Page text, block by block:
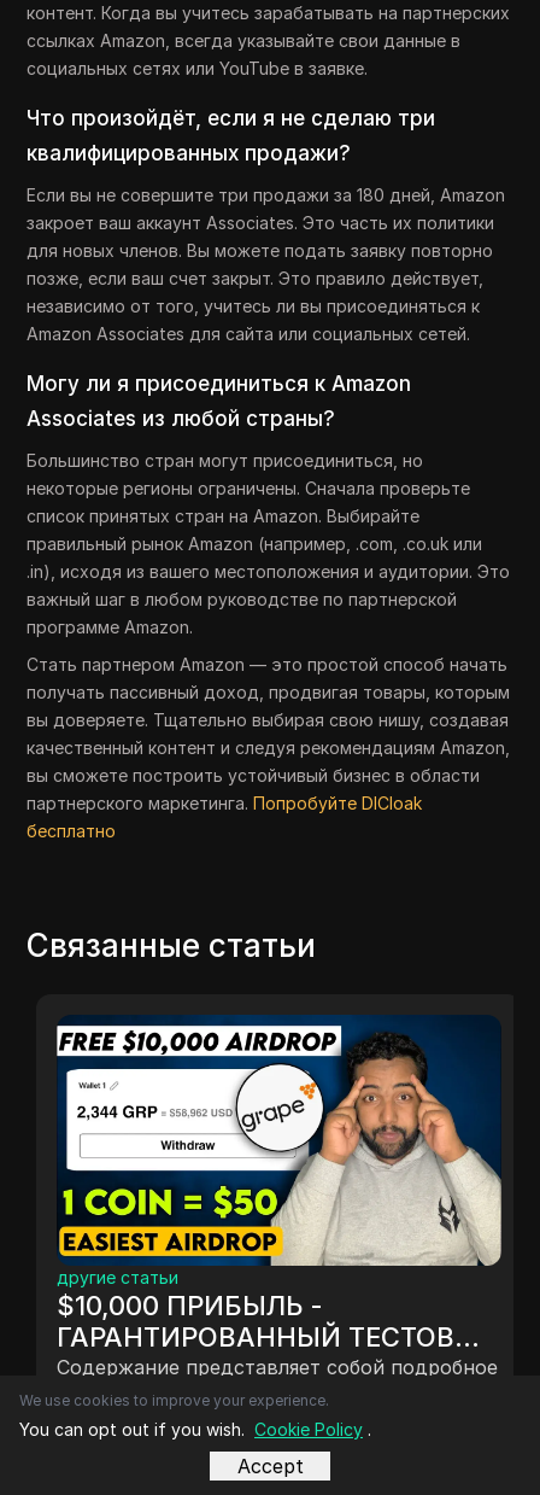
контент. Когда вы учитесь зарабатывать на партнерских
ссылках Amazon, всегда указывайте свои данные в
социальных сетях или YouTube в заявке.
Что произойдёт, если я не сделаю три
квалифицированных продажи?
Если вы не совершите три продажи за 180 дней, Amazon
закроет ваш аккаунт Associates. Это часть их политики
для новых членов. Вы можете подать заявку повторно
позже, если ваш счет закрыт. Это правило действует,
независимо от того, учитесь ли вы присоединяться к
Amazon Associates для сайта или социальных сетей.
Могу ли я присоединиться к Amazon
Associates из любой страны?
Большинство стран могут присоединиться, но
некоторые регионы ограничены. Сначала проверьте
список принятых стран на Amazon. Выбирайте
правильный рынок Amazon (например, .com, .co.uk или
.in), исходя из вашего местоположения и аудитории. Это
важный шаг в любом руководстве по партнерской
программе Amazon.
Стать партнером Amazon — это простой способ начать
получать пассивный доход, продвигая товары, которым
вы доверяете. Тщательно выбирая свою нишу, создавая
качественный контент и следуя рекомендациям Amazon,
вы сможете построить устойчивый бизнес в области
партнерского маркетинга.Попробуйте DICloak
бесплатно
Связанные статьи
другие статьи
$10,000 ПРИБЫЛЬ -
ГАРАНТИРОВАННЫЙ ТЕСТОВЫЙ
КРИПТО AIRDROP ВИНОГРАДА
#new_airdrop (ПОЛНОЕ
РУКОВОДСТВО)
Содержание представляет собой подробное
объяснение криптопроекта, предоставляя
шаги по участию в тестовой сети и
воздушном капители, покупке токена и
навигации по веб-сайту проекта и его
We use cookies to improve your experience.
You can opt out if you wish. Cookie Policy .
Accept